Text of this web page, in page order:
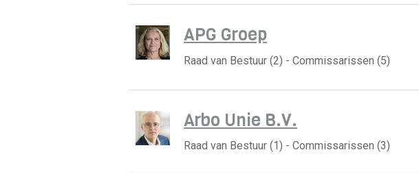
APG Groep
Raad van Bestuur (2) - Commissarissen (5)
Arbo Unie B.V.
Raad van Bestuur (1) - Commissarissen (3)